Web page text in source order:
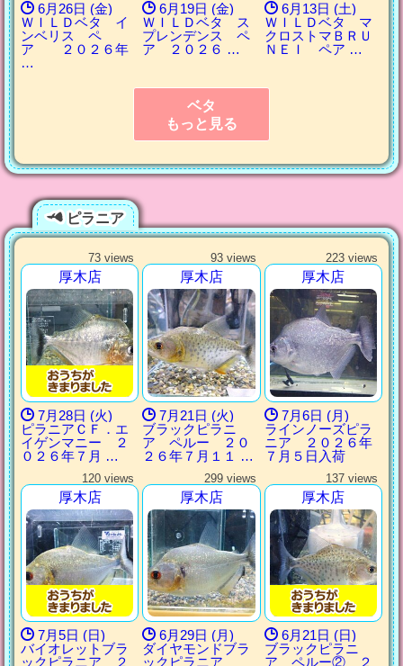
6月26日 (金)
ＷＩＬＤベタ イ
ンベリス ペ
ア ２０２６年
…
6月19日 (金)
ＷＩＬＤベタ ス
プレンデンス ペ
ア ２０２６ …
6月13日 (土)
ＷＩＬＤベタ マ
クロストマＢＲＵ
ＮＥＩ ペア …
ベタ
もっと見る
ピラニア
73 views
厚木店
7月28日 (火)
ピラニアＣＦ．エ
イゲンマニー ２
０２６年７月 …
93 views
厚木店
7月21日 (火)
ブラックピラニ
ア ペルー ２０
２６年７月１１ …
223 views
厚木店
7月6日 (月)
ラインノーズピラ
ニア ２０２６年
７月５日入荷
120 views
厚木店
7月5日 (日)
バイオレットブラ
ックピラニア ２
299 views
厚木店
6月29日 (月)
ダイヤモンドブラ
ックピラニア
137 views
厚木店
6月21日 (日)
ブラックピラニ
ア ペルー② ２